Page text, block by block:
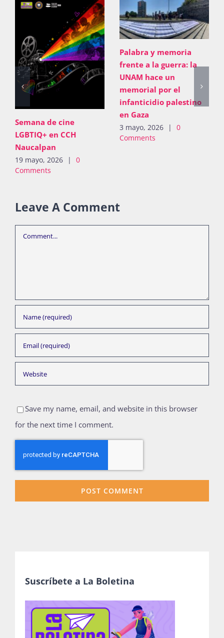
Semana de cine
LGBTIQ+ en CCH
Naucalpan
19 mayo, 2026 |
0
Comments
Palabra y memoria
frente a la guerra: la
UNAM hace un
memorial por el
infanticidio palestino
en Gaza
3 mayo, 2026 |
0
Comments
Leave A Comment
Comment
Save my name, email, and website in this browser
for the next time I comment.
Suscríbete a La Boletina